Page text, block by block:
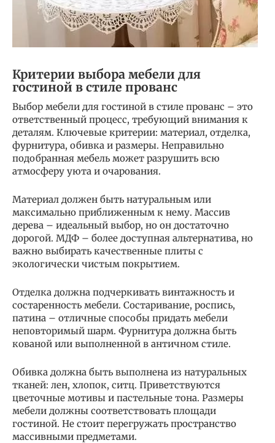
Критерии выбора мебели для
гостиной в стиле прованс
Выбор мебели для гостиной в стиле прованс – это
ответственный процесс, требующий внимания к
деталям. Ключевые критерии: материал, отделка,
фурнитура, обивка и размеры. Неправильно
подобранная мебель может разрушить всю
атмосферу уюта и очарования.
Материал должен быть натуральным или
максимально приближенным к нему. Массив
дерева – идеальный выбор, но он достаточно
дорогой. МДФ – более доступная альтернатива, но
важно выбирать качественные плиты с
экологически чистым покрытием.
Отделка должна подчеркивать винтажность и
состаренность мебели. Состаривание, роспись,
патина – отличные способы придать мебели
неповторимый шарм. Фурнитура должна быть
кованой или выполненной в античном стиле.
Обивка должна быть выполнена из натуральных
тканей: лен, хлопок, ситц. Приветствуются
цветочные мотивы и пастельные тона. Размеры
мебели должны соответствовать площади
гостиной. Не стоит перегружать пространство
массивными предметами.